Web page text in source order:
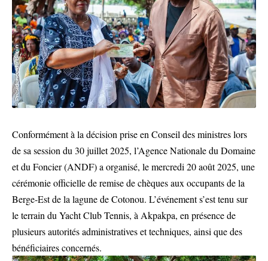
Conformément à la décision prise en Conseil des ministres lors
de sa session du 30 juillet 2025, l’Agence Nationale du Domaine
et du Foncier (ANDF) a organisé, le mercredi 20 août 2025, une
cérémonie officielle de remise de chèques aux occupants de la
Berge-Est de la lagune de Cotonou. L’événement s’est tenu sur
le terrain du Yacht Club Tennis, à Akpakpa, en présence de
plusieurs autorités administratives et techniques, ainsi que des
bénéficiaires concernés.